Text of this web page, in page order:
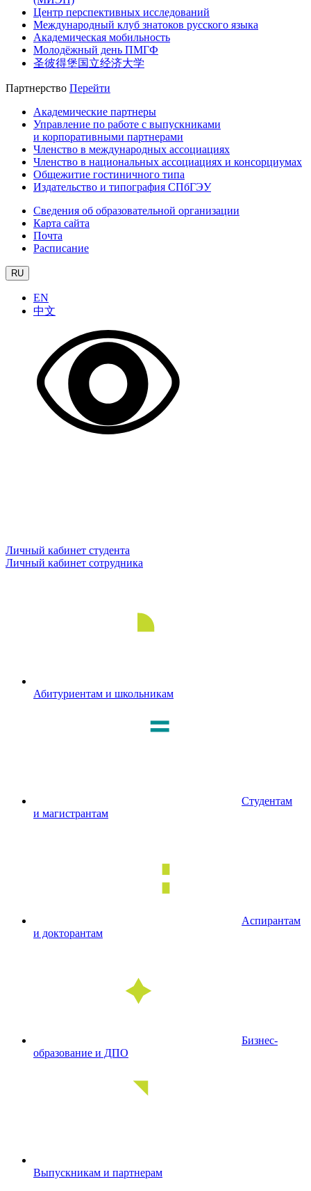
Центр перспективных исследований
Международный клуб знатоков русского языка
Академическая мобильность
Молодёжный день ПМГФ
圣彼得堡国立经济大学
Партнерство Перейти
Академические партнеры
Управление по работе с выпускниками
и корпоративными партнерами
Членство в международных ассоциациях
Членство в национальных ассоциациях и консорциумах
Общежитие гостиничного типа
Издательство и типография СПбГЭУ
Сведения об образовательной организации
Карта сайта
Почта
Расписание
RU
EN
中文
Личный кабинет студента
Личный кабинет сотрудника
Абитуриентам и школьникам
Студентам
и магистрантам
Аспирантам
и докторантам
Бизнес-
образование и ДПО
Выпускникам и партнерам